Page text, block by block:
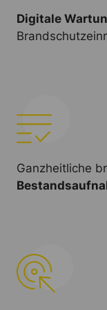
Digitale
Ganzheitliche